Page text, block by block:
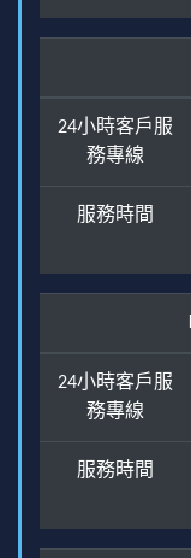
24小時客戶服
務專線
服務時間
24小時客戶服
務專線
服務時間